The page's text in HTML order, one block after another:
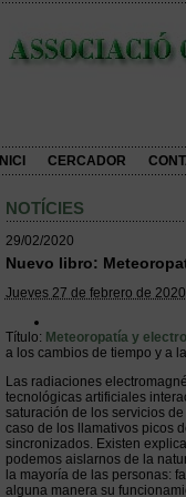
INICI CERCADOR
NOTÍCIES
29/02/2020
Nuevo libro:
Jueves 27 de febrero de 2020
Título: Meteoropatía y
a los cambios de tiempo y a
Las radiaciones
tecnológicas artificiales
saturación de los servicios
caso de los llamativos picos
sincronizados. Existen
podemos aislarnos de la
la mayoría de las personas:
alguna manera su